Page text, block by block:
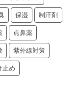
保湿 制汗剤
点鼻薬
紫外線対策
止め